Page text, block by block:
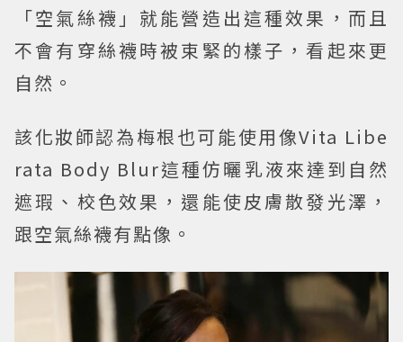
「空氣絲襪」就能營造出這種效果，而且
不會有穿絲襪時被束緊的樣子，看起來更
自然。
該化妝師認為梅根也可能使用像Vita Libe
rata Body Blur這種仿曬乳液來達到自然
遮瑕、校色效果，還能使皮膚散發光澤，
跟空氣絲襪有點像。